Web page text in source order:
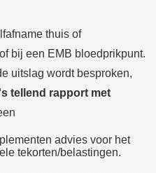
thuis of
bij een EMB bloedprikpunt.
uitslag wordt besproken,
tellend rapport met
advies voor het
tekorten/belastingen.